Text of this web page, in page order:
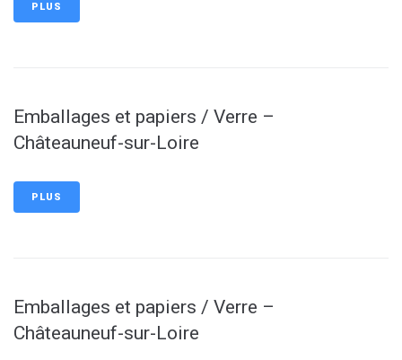
PLUS
Emballages et papiers / Verre –
Châteauneuf-sur-Loire
PLUS
Emballages et papiers / Verre –
Châteauneuf-sur-Loire